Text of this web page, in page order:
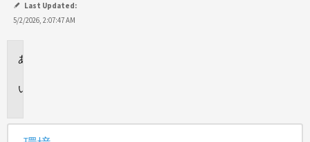
Last Updated:
5/2/2026, 2:07:47 AM